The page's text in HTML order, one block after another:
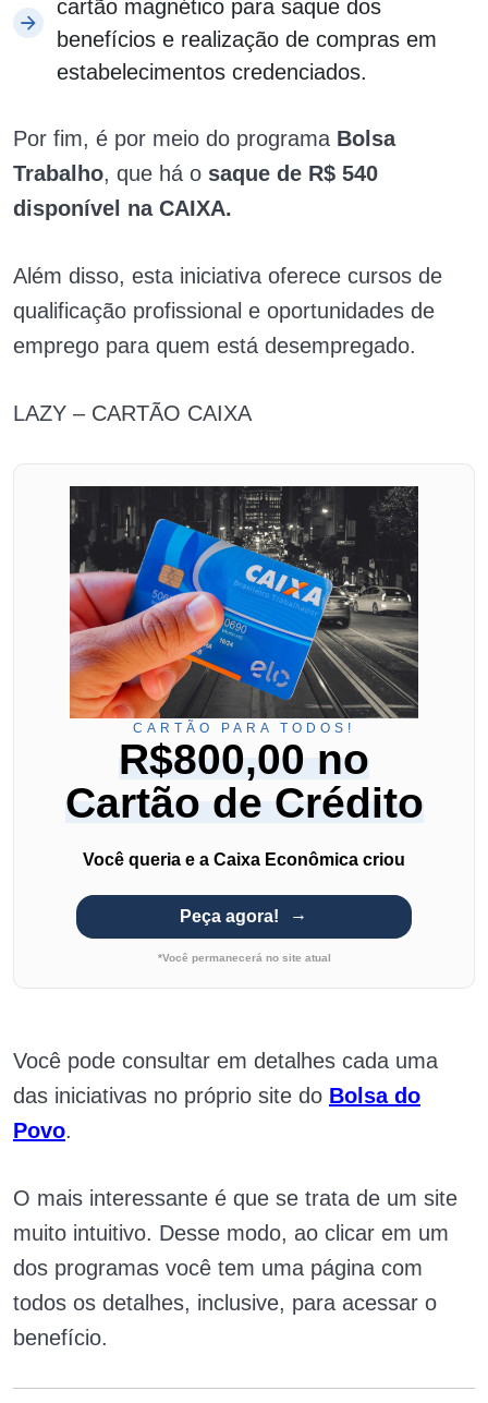
cartão magnético para saque dos
benefícios e realização de compras em
estabelecimentos credenciados.
Por fim, é por meio do programa Bolsa
Trabalho, que há o saque de R$ 540
disponível na CAIXA.
Além disso, esta iniciativa oferece cursos de
qualificação profissional e oportunidades de
emprego para quem está desempregado.
LAZY – CARTÃO CAIXA
CARTÃO PARA TODOS!
R$800,00 no
Cartão de Crédito
Você queria e a Caixa Econômica criou
Peça agora!
*Você permanecerá no site atual
Você pode consultar em detalhes cada uma
das iniciativas no próprio site do Bolsa do
Povo.
O mais interessante é que se trata de um site
muito intuitivo. Desse modo, ao clicar em um
dos programas você tem uma página com
todos os detalhes, inclusive, para acessar o
benefício.